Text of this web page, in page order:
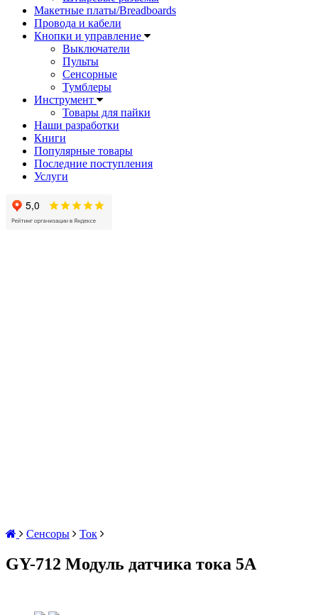
Макетные платы/Breadboards
Провода и кабели
Кнопки и управление
Выключатели
Пульты
Сенсорные
Тумблеры
Инструмент
Товары для пайки
Наши разработки
Книги
Популярные товары
Последние поступления
Услуги
Сенсоры Ток
GY-712 Модуль датчика тока 5A